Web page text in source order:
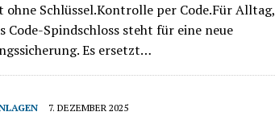
ohne Schlüssel.Kontrolle per Code.Für Alltag,
Code-Spindschloss steht für eine neue
Es ersetzt…
7. DEZEMBER 2025